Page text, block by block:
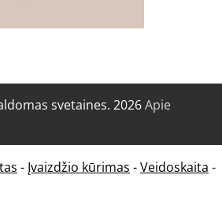
svetaines. 2026Apie
- Įvaizdžio kūrimas -Veidoskaita -